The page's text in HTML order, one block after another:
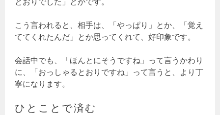
こう言われると、相手は、「やっぱり」とか、「覚え
ててくれたんだ」とか思ってくれて、好印象です。
会話中でも、「ほんとにそうですね」って言うかわり
に、「おっしゃるとおりですね」って言うと、より丁
寧になります。
ひとことで済む